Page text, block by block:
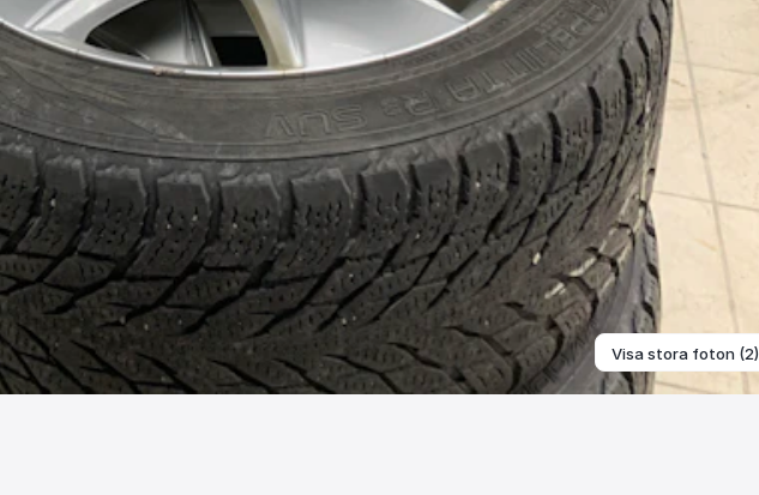
Visa stora foton (2)